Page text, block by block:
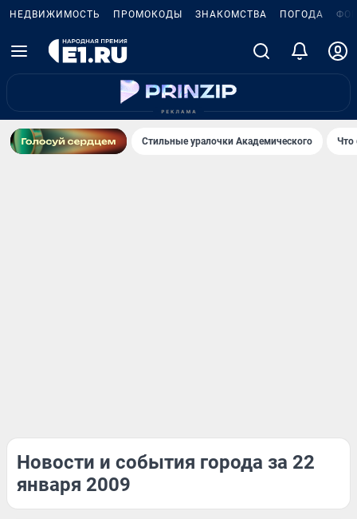
НЕДВИЖИМОСТЬ ПРОМОКОДЫ ЗНАКОМСТВА ПОГОДА
Стильные уралочки Академического Что
Новости и события города за 22
января 2009